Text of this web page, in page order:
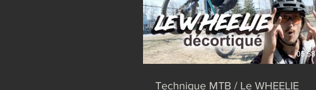
05:58
Technique MTB / Le WHEELIE